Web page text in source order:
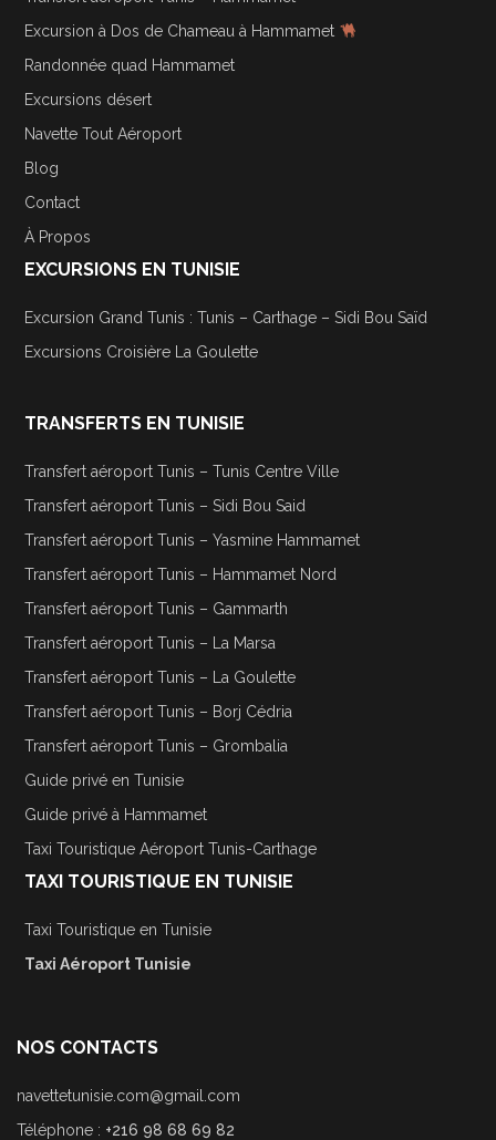
Excursion à Dos de Chameau à Hammamet
Randonnée quad Hammamet
Excursions désert
Navette Tout Aéroport
Blog
Contact
À Propos
EXCURSIONS EN TUNISIE
Excursion Grand Tunis : Tunis – Carthage – Sidi Bou Saïd
Excursions Croisière La Goulette
TRANSFERTS EN TUNISIE
Transfert aéroport Tunis – Tunis Centre Ville
Transfert aéroport Tunis – Sidi Bou Said
Transfert aéroport Tunis – Yasmine Hammamet
Transfert aéroport Tunis – Hammamet Nord
Transfert aéroport Tunis – Gammarth
Transfert aéroport Tunis – La Marsa
Transfert aéroport Tunis – La Goulette
Transfert aéroport Tunis – Borj Cédria
Transfert aéroport Tunis – Grombalia
Guide privé en Tunisie
Guide privé à Hammamet
Taxi Touristique Aéroport Tunis-Carthage
TAXI TOURISTIQUE EN TUNISIE
Taxi Touristique en Tunisie
Taxi Aéroport Tunisie
NOS CONTACTS
navettetunisie.com@gmail.com
Téléphone : +216 98 68 69 82